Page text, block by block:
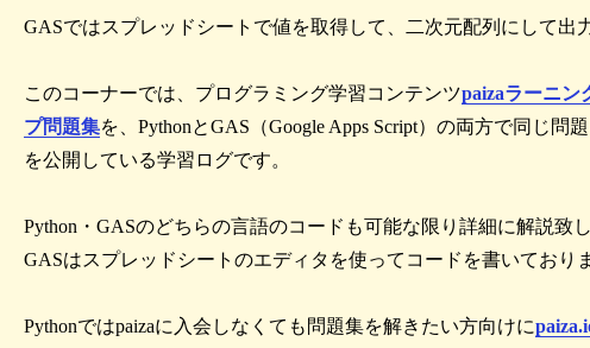
GASではスプレッドシートで値を取得して、二次元配列にして出
このコーナーでは、プログラミング学習コンテンツpaizaラーニン
プ問題集を、PythonとGAS（Google Apps Script）の両方で同じ問
を公開している学習ログです。
Python・GASのどちらの言語のコードも可能な限り詳細に解説致し
GASはスプレッドシートのエディタを使ってコードを書いており
Pythonではpaizaに入会しなくても問題集を解きたい方向けに